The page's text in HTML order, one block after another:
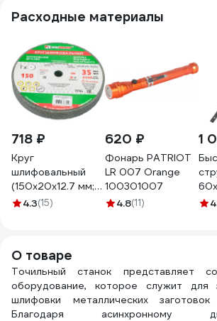
Расходные материалы
718 ₽
Круг
шлифовальный
(150х20х12.7 мм;
63С; F60; K) Без
4.3(15)
620 ₽
Фонарь PATRIOT
LR 007 Orange
100301007
4.8(11)
1
О товаре
Точильный станок представляет
оборудование, которое служит для
шлифовки металлических
Благодаря асинхронному